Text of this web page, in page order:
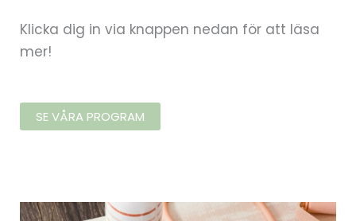
Klicka dig in via knappen nedan för att läsa
mer!
SE VÅRA PROGRAM